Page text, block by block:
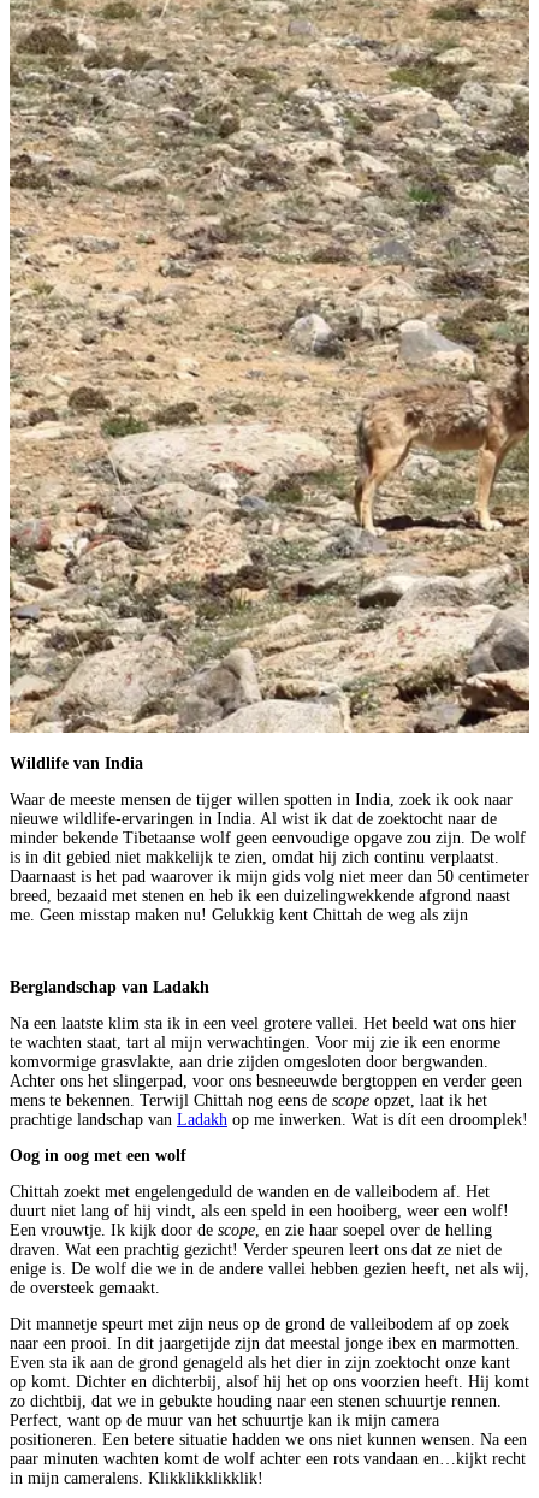
Wildlife van India
Waar de meeste mensen de tijger willen spotten in India, zoek ik ook naar
nieuwe wildlife-ervaringen in India. Al wist ik dat de zoektocht naar de
minder bekende Tibetaanse wolf geen eenvoudige opgave zou zijn. De wolf
is in dit gebied niet makkelijk te zien, omdat hij zich continu verplaatst.
Daarnaast is het pad waarover ik mijn gids volg niet meer dan 50 centimeter
breed, bezaaid met stenen en heb ik een duizelingwekkende afgrond naast
me. Geen misstap maken nu! Gelukkig kent Chittah de weg als zijn
Berglandschap van Ladakh
Na een laatste klim sta ik in een veel grotere vallei. Het beeld wat ons hier
te wachten staat, tart al mijn verwachtingen. Voor mij zie ik een enorme
komvormige grasvlakte, aan drie zijden omgesloten door bergwanden.
Achter ons het slingerpad, voor ons besneeuwde bergtoppen en verder geen
mens te bekennen. Terwijl Chittah nog eens de scope opzet, laat ik het
prachtige landschap van Ladakh op me inwerken. Wat is dít een droomplek!
Oog in oog met een wolf
Chittah zoekt met engelengeduld de wanden en de valleibodem af. Het
duurt niet lang of hij vindt, als een speld in een hooiberg, weer een wolf!
Een vrouwtje. Ik kijk door de scope , en zie haar soepel over de helling
draven. Wat een prachtig gezicht! Verder speuren leert ons dat ze niet de
enige is. De wolf die we in de andere vallei hebben gezien heeft, net als wij,
de oversteek gemaakt.
Dit mannetje speurt met zijn neus op de grond de valleibodem af op zoek
naar een prooi. In dit jaargetijde zijn dat meestal jonge ibex en marmotten.
Even sta ik aan de grond genageld als het dier in zijn zoektocht onze kant
op komt. Dichter en dichterbij, alsof hij het op ons voorzien heeft. Hij komt
zo dichtbij, dat we in gebukte houding naar een stenen schuurtje rennen.
Perfect, want op de muur van het schuurtje kan ik mijn camera
positioneren. Een betere situatie hadden we ons niet kunnen wensen. Na een
paar minuten wachten komt de wolf achter een rots vandaan en…kijkt recht
in mijn cameralens. Klikklikklikklik!